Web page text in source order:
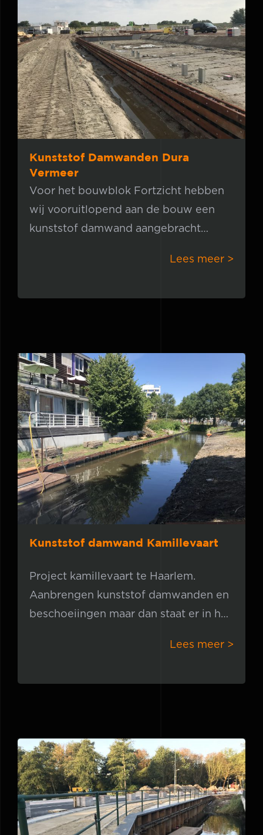
Kunststof Damwanden Dura
Vermeer
Kunststof Damwanden Dura
Vermeer
Voor het bouwblok Fortzicht hebben
wij vooruitlopend aan de bouw een
kunststof damwand aangebracht
Lees meer >
Kunststof damwand Kamillevaart
Kunststof damwand Kamillevaart
Project kamillevaart te Haarlem.
Aanbrengen kunststof damwanden en
beschoeiingen maar dan staat er in het
Lees meer >
Stalen Damwand Amsterdam